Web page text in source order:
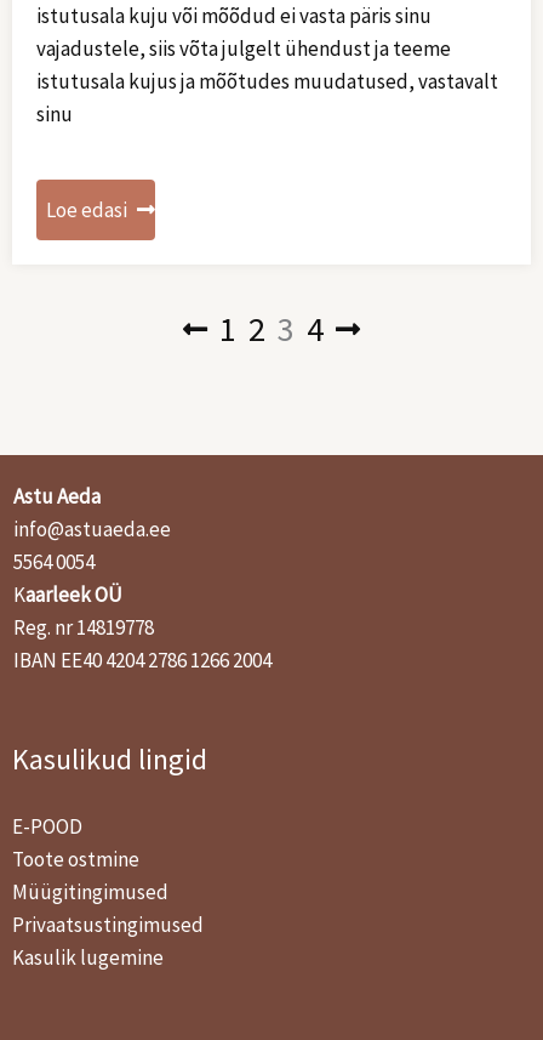
istutusala kuju või mõõdud ei vasta päris sinu
vajadustele, siis võta julgelt ühendust ja teeme
istutusala kujus ja mõõtudes muudatused, vastavalt
sinu
Loe edasi
1 2 3 4
Astu Aeda
info@astuaeda.ee
5564 0054
Kaarleek OÜ
Reg. nr 14819778
IBAN EE40 4204 2786 1266 2004
Kasulikud lingid
E-POOD
Toote ostmine
Müügitingimused
Privaatsustingimused
Kasulik lugemine